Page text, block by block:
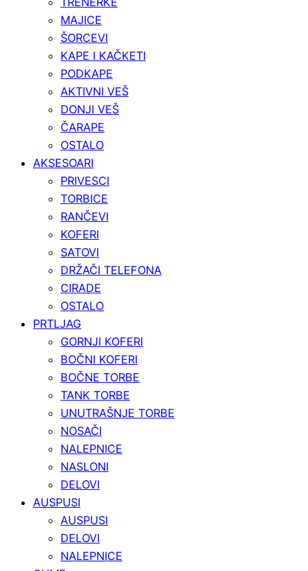
MAJICE
ŠORCEVI
KAPE I KAČKETI
PODKAPE
AKTIVNI VEŠ
DONJI VEŠ
ČARAPE
OSTALO
AKSESOARI
PRIVESCI
TORBICE
RANČEVI
KOFERI
SATOVI
DRŽAČI TELEFONA
CIRADE
OSTALO
PRTLJAG
GORNJI KOFERI
BOČNI KOFERI
BOČNE TORBE
TANK TORBE
UNUTRAŠNJE TORBE
NOSAČI
NALEPNICE
NASLONI
DELOVI
AUSPUSI
AUSPUSI
DELOVI
NALEPNICE